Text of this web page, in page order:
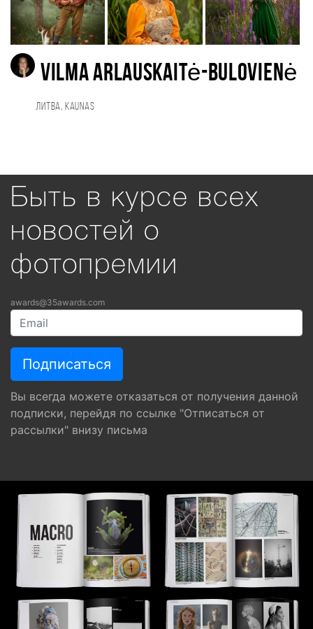
Vilma Arlauskaitė-Bulovienė
Литва, Kaunas
Быть в курсе всех
новостей о
фотопремии
awards@35awards.com
Вы всегда можете отказаться от получения данной
подписки, перейдя по ссылке "Отписаться от
рассылки" внизу письма